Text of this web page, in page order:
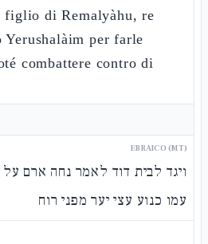
figlio di Remalyàhu, re
per farle
combattere contro di
EBRAICO (MT)
ויגד לבית דוד לאמר נחה ארם על
עמו כנוע עצי יער מפני רוח